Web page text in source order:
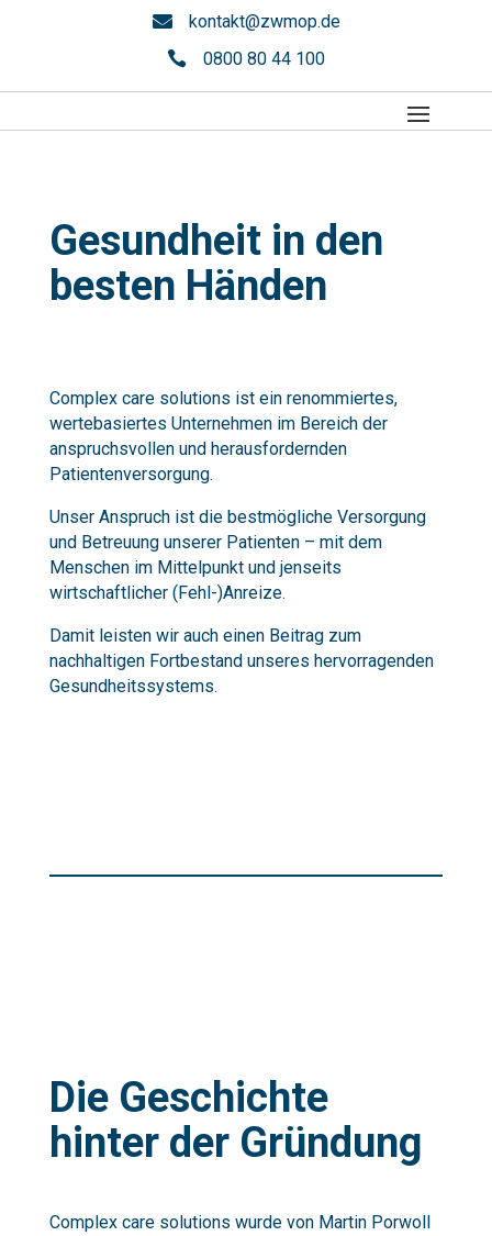
 kontakt@zwmop.de
 0800 80 44 100
Gesundheit in den
besten Händen
Complex care solutions ist ein renommiertes,
wertebasiertes Unternehmen im Bereich der
anspruchsvollen und herausfordernden
Patientenversorgung.
Unser Anspruch ist die bestmögliche Versorgung
und Betreuung unserer Patienten – mit dem
Menschen im Mittelpunkt und jenseits
wirtschaftlicher (Fehl-)Anreize.
Damit leisten wir auch einen Beitrag zum
nachhaltigen Fortbestand unseres hervorragenden
Gesundheitssystems.
Die Geschichte
hinter der Gründung
Complex care solutions wurde von Martin Porwoll